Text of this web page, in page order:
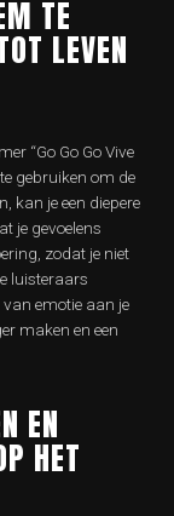
TE
LEVEN
“Go Go Go Vive
gebruiken om de
kan je een diepere
je gevoelens
zodat je niet
luisteraars
van emotie aan je
maken en een
EN
HET